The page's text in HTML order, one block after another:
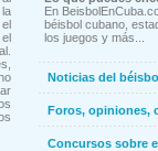
En
béisbol cubano,
los juegos y más...
Noticias del
Foros, opiniones,
Concursos sobre